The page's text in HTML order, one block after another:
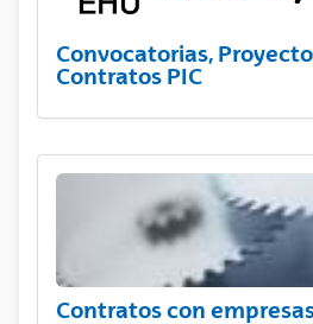
Convocatorias,
Contratos PIC
Contratos con